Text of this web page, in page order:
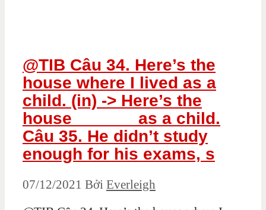
@TIB Câu 34. Here’s the
house where I lived as a
child. (in) -> Here’s the
house ______ as a child.
Câu 35. He didn’t study
enough for his exams, s
07/12/2021 Bởi Everleigh